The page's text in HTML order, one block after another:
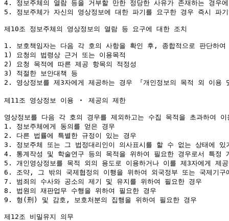
4. 정보주체의 열람 등을 거부할 만한 정당한 사유가 존재하는 경우
5. 정보주체가 자신의 영상정보에 대한 파기를 요구한 경우 즉시 파
제10조 정보주체의 영상정보의 열람 등 요구에 대한 조치
1. 보호책임자는 다음 각 호의 사항을 확인 후, 종합적으로 판단하
1) 요청의 법령상 근거 또는 이용목적
2) 요청 목적에 따른 제공 항목의 적정성
3) 적절한 보안대책 등
2. 영상정보를 제3자에게 제공하는 경우 『개인정보의 목적 외 이
제11조 영상정보 이용 ‧ 제공의 제한
영상정보를 다음 각 호의 경우를 제외하고는 수집 목적을 초과하여
1. 정보주체에게 동의를 얻은 경우
2. 다른 법률에 특별한 규정이 있는 경우
3. 정보주체 또는 그 법정대리인이 의사표시를 할 수 없는 상태에
4. 통계작성 및 학술연구 등의 목적을 위하여 필요한 경우로서 특정
5. 개인영상정보를 목적 외의 용도로 이용하거나 이를 제3자에게 제
6. 조약, 그 밖의 국제협정의 이행을 위하여 외국정부 또는 국제기구
7. 범죄의 수사와 공소의 제기 및 유지를 위하여 필요한 경우
8. 법원의 재판업무 수행을 위하여 필요한 경우
9. 형(刑) 및 감호, 보호처분의 집행을 위하여 필요한 경우
제12조 비밀유지 의무